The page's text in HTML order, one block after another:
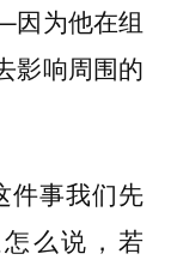
为他在组
影响周围的
件事我们先
么说，若